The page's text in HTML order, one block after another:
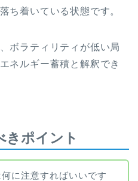
ち着いている状態です。
ボラティリティが低い局
ネルギー蓄積と解釈でき
きポイント
に注意すればいいです